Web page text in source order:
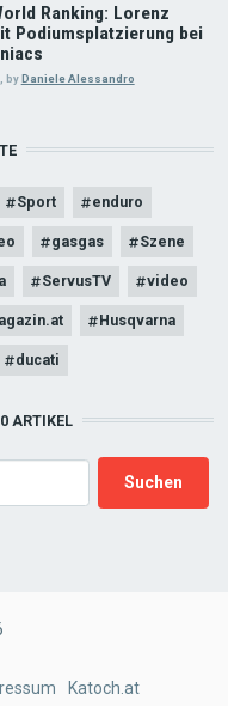
Ranking: Lorenz
Podiumsplatzierung bei
byDaniele Alessandro
Sport enduro
gasgas Szene
ServusTV video
Husqvarna
ducati
ARTIKEL
Katoch.at